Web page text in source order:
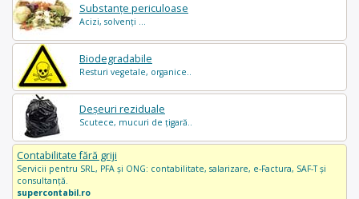
Substanțe periculoase
Acizi, solvenți ...
Biodegradabile
Resturi vegetale, organice..
Deșeuri reziduale
Scutece, mucuri de țigară..
Contabilitate fără griji
Servicii pentru SRL, PFA și ONG: contabilitate, salarizare, e-Factura, SAF-T și
consultanță.
supercontabil.ro